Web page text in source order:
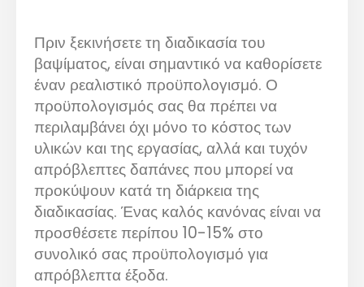
Πριν ξεκινήσετε τη διαδικασία του
βαψίματος, είναι σημαντικό να καθορίσετε
έναν ρεαλιστικό προϋπολογισμό. Ο
προϋπολογισμός σας θα πρέπει να
περιλαμβάνει όχι μόνο το κόστος των
υλικών και της εργασίας, αλλά και τυχόν
απρόβλεπτες δαπάνες που μπορεί να
προκύψουν κατά τη διάρκεια της
διαδικασίας. Ένας καλός κανόνας είναι να
προσθέσετε περίπου 10-15% στο
συνολικό σας προϋπολογισμό για
απρόβλεπτα έξοδα.